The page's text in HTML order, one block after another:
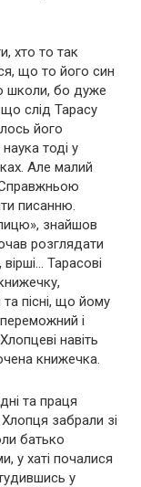
хто то так
що то його син
школи, бо дуже
слід Тарасу
його
тоді у
Але малий
писанню.
знайшов
розглядати
Тарасові
пісні, що йому
і
навіть
книжечка.
та праця
забрали зі
батько
у хаті почалися
у